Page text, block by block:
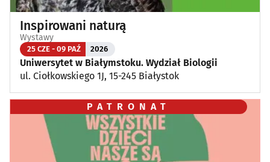
Inspirowani naturą
Wystawy
25 CZE - 09 PAŹ 2026
Uniwersytet w Białymstoku. Wydział Biologii
ul. Ciołkowskiego 1J, 15-245 Białystok
PATRONAT